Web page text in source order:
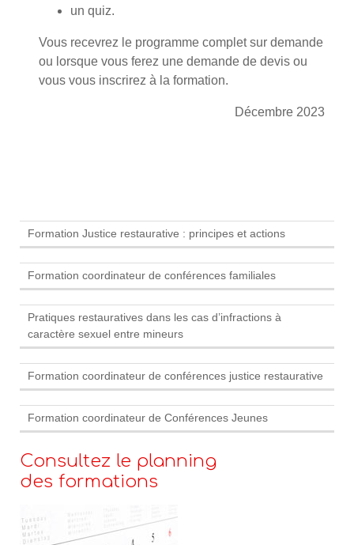
Formation Justice restaurative : principes et actions
Formation coordinateur de conférences familiales
Pratiques restauratives dans les cas d’infractions à
caractère sexuel entre mineurs
Formation coordinateur de conférences justice restaurative
Formation coordinateur de Conférences Jeunes
Consultez le planning
des formations
un quiz.
Vous recevrez le programme complet sur demande
ou lorsque vous ferez une demande de devis ou
vous vous inscrirez à la formation.
Décembre 2023